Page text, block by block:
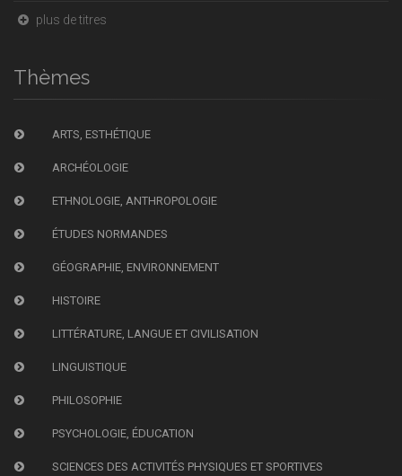
plus de titres
Thèmes
ARTS, ESTHÉTIQUE
ARCHÉOLOGIE
ETHNOLOGIE, ANTHROPOLOGIE
ÉTUDES NORMANDES
GÉOGRAPHIE, ENVIRONNEMENT
HISTOIRE
LITTÉRATURE, LANGUE ET CIVILISATION
LINGUISTIQUE
PHILOSOPHIE
PSYCHOLOGIE, ÉDUCATION
SCIENCES DES ACTIVITÉS PHYSIQUES ET SPORTIVES